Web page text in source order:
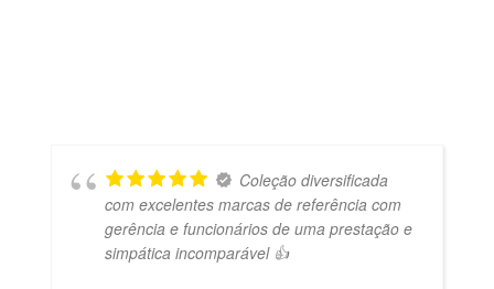
Coleção diversificada
com excelentes marcas de referência com
gerência e funcionários de uma prestação e
simpática incomparável 👍